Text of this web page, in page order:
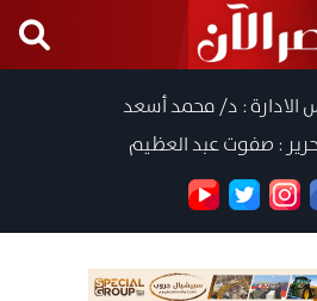
الادارة : د/ محمد أسعد
: صفوت عبد العظيم